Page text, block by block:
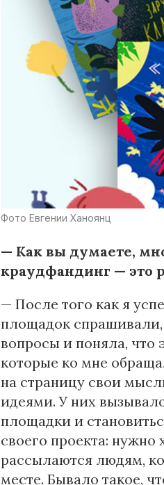
Фото Евгении Ханоянц
— Как вы думаете,
краудфандинг — это
— После того как я
площадок спрашивали,
вопросы и поняла, что
которые ко мне
на страницу свои
идеями. У них
площадки и
своего проекта: нужно
рассылаются людям,
месте. Бывало такое,